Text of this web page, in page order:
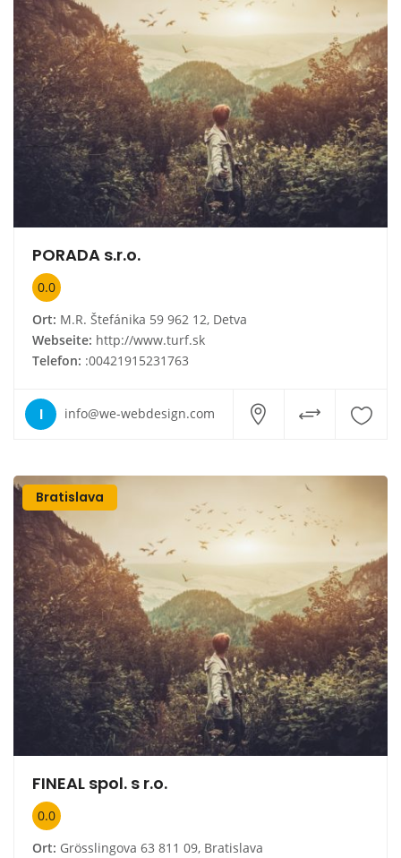
PORADA s.r.o.
0.0
Ort: M.R. Štefánika 59 962 12, Detva
Webseite: http://www.turf.sk
Telefon: :00421915231763
I info@we-webdesign.com
Bratislava
FINEAL spol. s r.o.
0.0
Ort: Grösslingova 63 811 09, Bratislava